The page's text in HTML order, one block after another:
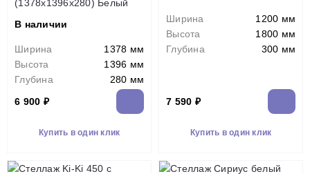
(1378х1396х280) Белый
В наличии
Ширина
1378 мм
Высота
1396 мм
Глубина
280 мм
6 900 ₽
Купить в один клик
Ширина
1200 мм
Высота
1800 мм
Глубина
300 мм
7 590 ₽
Купить в один клик